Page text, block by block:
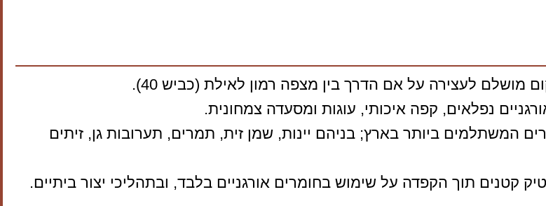
מושלם לעצירה על אם הדרך בין מצפה רמון לאילת (כביש 40).
נפלאים, קפה איכותי, עוגות ומסעדה צמחונית.
המשתלמים ביותר בארץ; בניהם יינות, שמן זית, תמרים, תערובות גן, זיתים
קטנים תוך הקפדה על שימוש בחומרים אורגניים בלבד, ובתהליכי יצור ביתיים.